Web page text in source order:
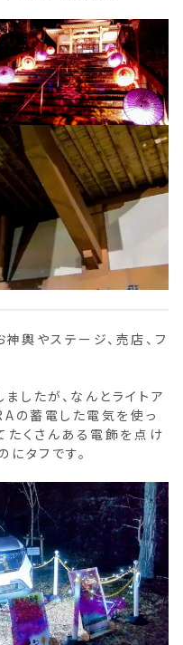
輿やステージ、売店、フ
したが、なんとライトア
の蓄電した電気を使っ
たくさんある電飾を点け
タフです。